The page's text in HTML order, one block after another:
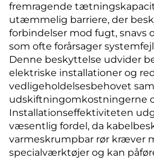
fremragende
utæmmelig barriere, der
forbindelser mod fugt, snavs
som ofte forårsager
Denne beskyttelse udvider
elektriske installationer og
vedligeholdelsesbehovet
udskiftningomkostningerne
Installationseffektiviteten
væsentlig fordel, da
varmeskrumpbar rør kræver
specialværktøjer og kan